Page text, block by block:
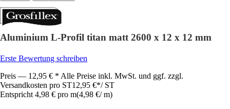
Aluminium L-Profil titan matt 2600 x 12 x 12 mm
Erste Bewertung schreiben
Preis — 12,95 € * Alle Preise inkl. MwSt. und ggf. zzgl.
Versandkosten pro ST12,95 €*/ ST
Entspricht 4,98 € pro m(4,98 €/ m)